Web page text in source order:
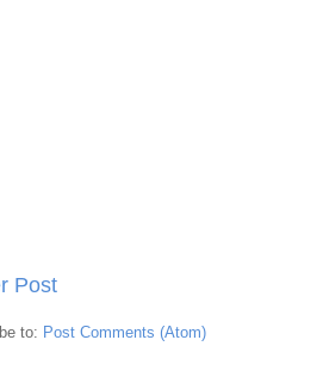
Post
to: Post Comments (Atom)